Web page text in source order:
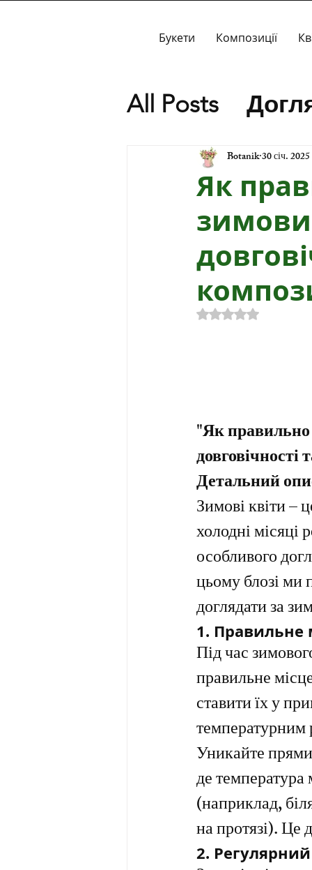
Букети Композиції
All Posts
Спеціальні
Історія
Як
Botanik30 січ.
Оцінка: NaN з 5
"Як правильно
Детальний
Зимові квіти –
холодні
особливого
цьому блозі
доглядати за
1. Правильне
Під час
правильне
ставити їх у
Уникайте
де
(наприклад,
на протязі). Це
2.